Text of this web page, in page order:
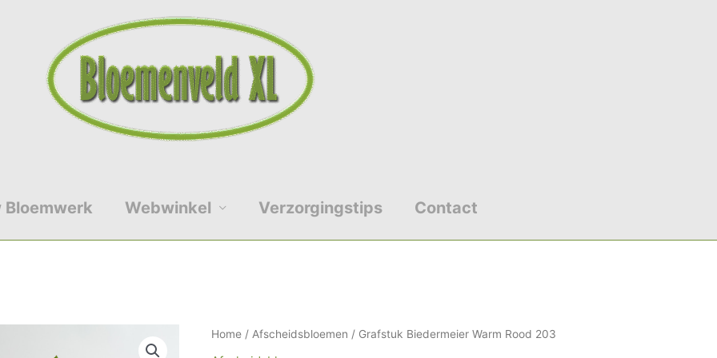
Bloemwerk Webwinkel Verzorgingstips Contact
Home / Afscheidsbloemen / Grafstuk Biedermeier Warm Rood 203
Prijsklasse:
Grafstuk
Biedermeier